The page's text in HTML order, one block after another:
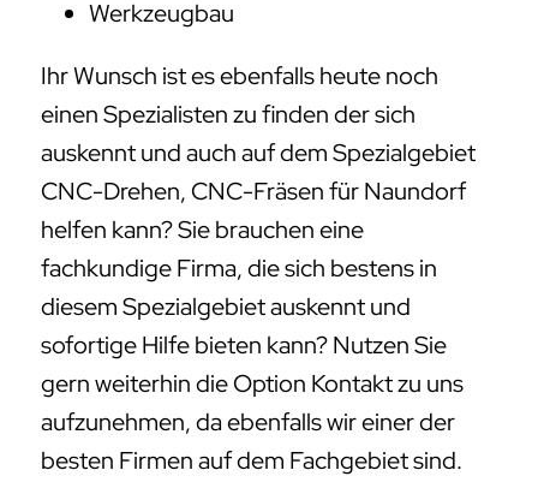
Werkzeugbau
Ihr Wunsch ist es ebenfalls heute noch
einen Spezialisten zu finden der sich
auskennt und auch auf dem Spezialgebiet
CNC-Drehen, CNC-Fräsen für Naundorf
helfen kann? Sie brauchen eine
fachkundige Firma, die sich bestens in
diesem Spezialgebiet auskennt und
sofortige Hilfe bieten kann? Nutzen Sie
gern weiterhin die Option Kontakt zu uns
aufzunehmen, da ebenfalls wir einer der
besten Firmen auf dem Fachgebiet sind.